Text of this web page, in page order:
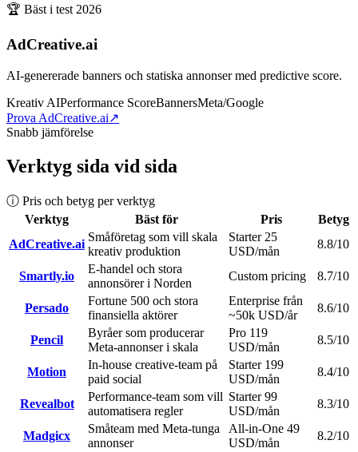
🏆 Bäst i test 2026
AdCreative.ai
AI-genererade banners och statiska annonser med predictive score.
Kreativ AIPerformance ScoreBannersMeta/Google
Prova AdCreative.ai↗
Snabb jämförelse
Verktyg sida vid sida
ⓘ Pris och betyg per verktyg
Verktyg
Bäst för Pris
Betyg
AdCreative.ai
Småföretag som vill skala
kreativ produktion
Starter 25
USD/mån
8.8/10
Smartly.io
E-handel och stora
annonsörer i Norden
Custom pricing 8.7/10
Persado
Fortune 500 och stora
finansiella aktörer
Enterprise från
~50k USD/år
8.6/10
Pencil
Byråer som producerar
Meta-annonser i skala
Pro 119
USD/mån
8.5/10
Motion
In-house creative-team på
paid social
Starter 199
USD/mån
8.4/10
Revealbot
Performance-team som vill
automatisera regler
Starter 99
USD/mån
8.3/10
Madgicx
Småteam med Meta-tunga
annonser
All-in-One 49
USD/mån
8.2/10